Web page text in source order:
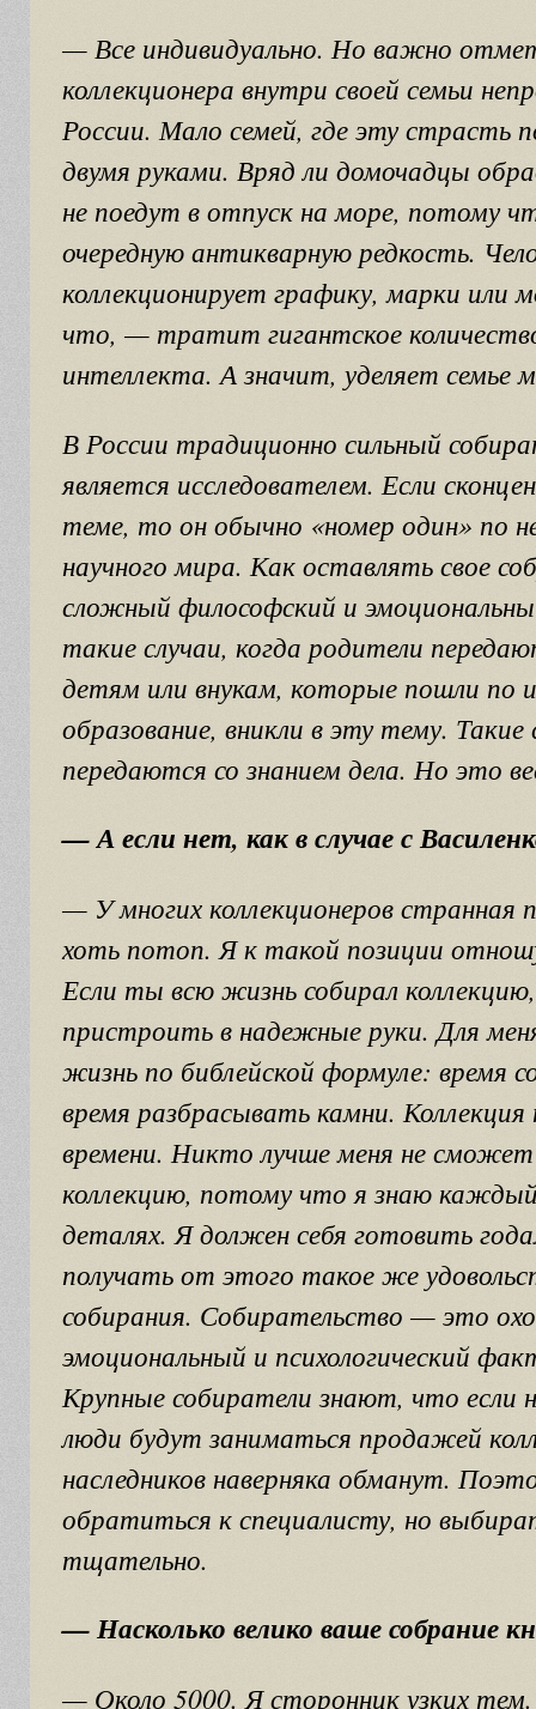
— Все индивидуально. Но важно
коллекционера внутри своей семьи
России. Мало семей, где эту страсть
двумя руками. Вряд ли домочадцы
не поедут в отпуск на море, потому
очередную антикварную редкость.
коллекционирует графику, марки
что, — тратит гигантское
интеллекта. А значит, уделяет семье
В России традиционно сильный
является исследователем. Если
теме, то он обычно «номер один» по
научного мира. Как оставлять свое
сложный философский и
такие случаи, когда родители
детям или внукам, которые пошли по
образование, вникли в эту тему. Такие
передаются со знанием дела. Но это
— А если нет, как в случае с
— У многих коллекционеров странная
хоть потоп. Я к такой позиции
Если ты всю жизнь собирал
пристроить в надежные руки. Для
жизнь по библейской формуле: время
время разбрасывать камни.
времени. Никто лучше меня не
коллекцию, потому что я знаю
деталях. Я должен себя готовить
получать от этого такое же
собирания. Собирательство — это
эмоциональный и психологический
Крупные собиратели знают, что если
люди будут заниматься продажей
наследников наверняка обманут.
обратиться к специалисту, но
тщательно.
— Насколько велико ваше собрание
— Около 5000. Я сторонник узких